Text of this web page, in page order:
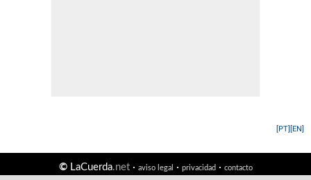
[EN]
[PT]
©LaCuerda.net· aviso legal · privacidad· contacto